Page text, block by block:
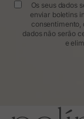
Os seus dados
enviar boletins
consentimento,
dados não serão
e